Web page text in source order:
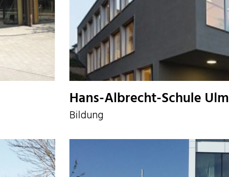
Hans-Albrecht-Schule Ulm
Bildung